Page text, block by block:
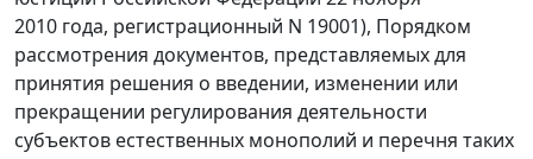
2010 года, регистрационный N 19001), Порядком
рассмотрения документов, представляемых для
принятия решения о введении, изменении или
прекращении регулирования деятельности
субъектов естественных монополий и перечня таких